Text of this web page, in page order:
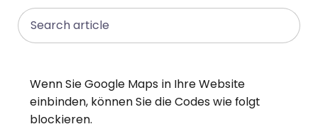
Search
Wenn Sie Google Maps in Ihre Website
einbinden, können Sie die Codes wie folgt
blockieren.